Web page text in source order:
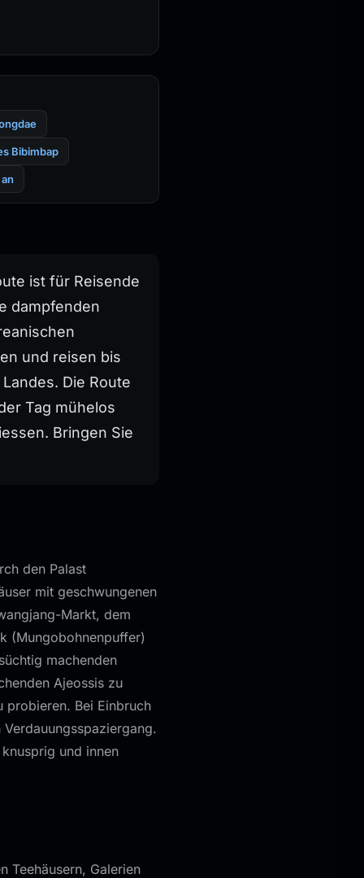
Bibimbap
ist für Reisende
dampfenden
und reisen bis
Die Route
Tag mühelos
Bringen Sie
den Palast
mit geschwungenen
Markt, dem
(Mungobohnenpuffer)
machenden
Ajeossis zu
probieren. Bei Einbruch
und innen
Teehäusern, Galerien